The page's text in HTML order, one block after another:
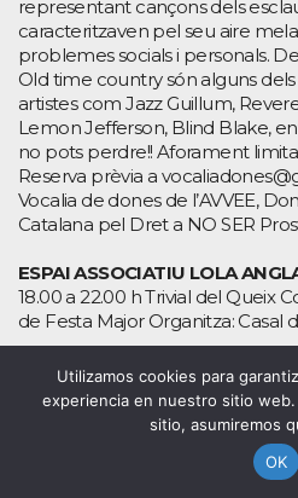
representant cançons dels
caracteritzaven pel seu aire
problemes socials i personals.
Old time country són alguns
artistes com Jazz Guillum,
Lemon Jefferson, Blind Blake,
no pots perdre!! Aforament
Reserva prèvia a
Vocalia de dones de l’AVVEE,
Catalana pel Dret a NO SER
ESPAI ASSOCIATIU LOLA
18.00 a 22.00 h Trivial del Queix
de Festa Major Organitza: Casal
ALTRES ACTIVITATS
DURANT TOTS ELS DIES DE LA
(Al barri de
Utilizamos cookies para
experiencia en nuestro sitio
sitio, asumiremos
OK